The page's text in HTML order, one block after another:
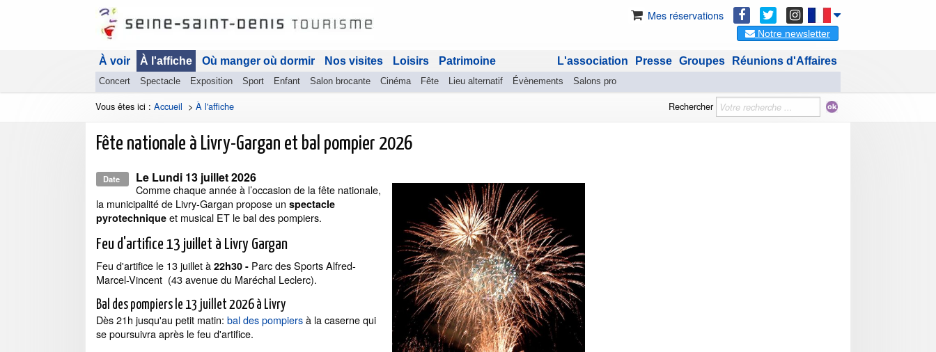
Mes réservations
Notre newsletter
À voir À l'affiche
Concert Spectacle Exposition Sport Enfant Salon brocante Cinéma Fête Lieu alternatif Évènements Salons pro
Où manger où dormir Nos visites Loisirs Patrimoine Réunions d'Affaires
Groupes
Presse
L'association
Vous êtes ici : Accueil > À l'affiche Rechercher
Fête nationale à Livry-Gargan et bal pompier 2026
Date Le Lundi 13 juillet 2026
Comme chaque année à l’occasion de la fête nationale,
la municipalité de Livry-Gargan propose un spectacle
pyrotechnique et musical ET le bal des pompiers.
Feu d'artifice 13 juillet à Livry Gargan
Feu d'artifice le 13 juillet à 22h30 - Parc des Sports Alfred-
Marcel-Vincent (43 avenue du Maréchal Leclerc).
Bal des pompiers le 13 juillet 2026 à Livry
Dès 21h jusqu'au petit matin: bal des pompiersà la caserne qui
se poursuivra après le feu d'artifice.